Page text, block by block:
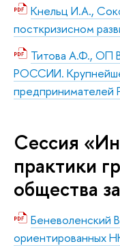
Кнельц И.А.,
посткризисном
Титова А.Ф., ОП
РОССИИ.
предпринимателей
Сессия
практики
общества
Беневоленский
ориентированных